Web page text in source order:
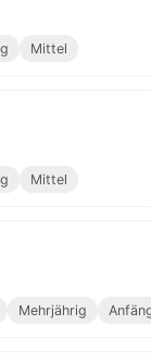
Mittel
Mittel
Mehrjährig